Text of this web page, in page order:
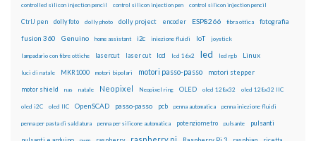
controlled silicon injection pencil control silicon injection pen control silicon injection pencil
CtrlJ pen dolly foto dolly photo dolly project encoder ESP8266 fibra ottica fotografia
fusion 360 Genuino home assistant i2c iniezione fluidi IoT joystick
lampadario con fibre ottiche lasercut laser cut lcd lcd 16x2 led led rgb Linux
luci di natale MKR1000 motori bipolari motori passo-passo motori stepper
motor shield nas natale Neopixel Neopixel ring OLED oled 128x32 oled 128x32 IIC
oled i2C oled IIC OpenSCAD passo-passo pcb penna automatica penna iniezione fluidi
penna per pasta di saldatura penna per silicone automatica potenziometro pulsante pulsanti
raspberry pi